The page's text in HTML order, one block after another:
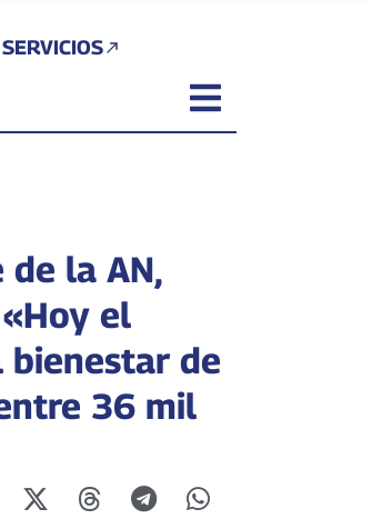
SERVICIOS
la AN,
el
de
36 mil